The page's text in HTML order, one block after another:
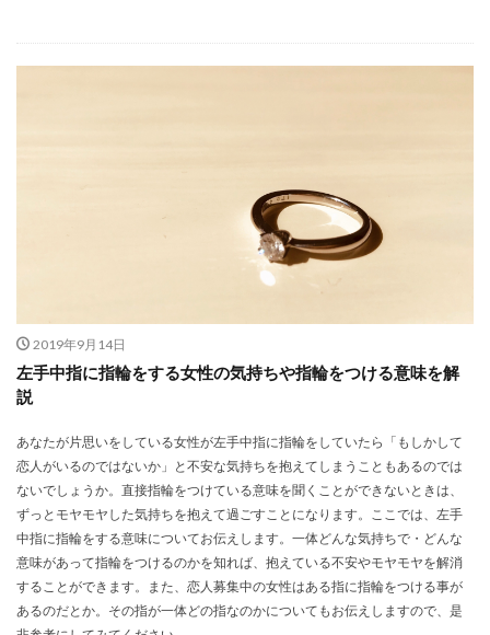
2019年9月14日
左手中指に指輪をする女性の気持ちや指輪をつける意味を解
説
あなたが片思いをしている女性が左手中指に指輪をしていたら「もしかして
恋人がいるのではないか」と不安な気持ちを抱えてしまうこともあるのでは
ないでしょうか。直接指輪をつけている意味を聞くことができないときは、
ずっとモヤモヤした気持ちを抱えて過ごすことになります。ここでは、左手
中指に指輪をする意味についてお伝えします。一体どんな気持ちで・どんな
意味があって指輪をつけるのかを知れば、抱えている不安やモヤモヤを解消
することができます。また、恋人募集中の女性はある指に指輪をつける事が
あるのだとか。その指が一体どの指なのかについてもお伝えしますので、是